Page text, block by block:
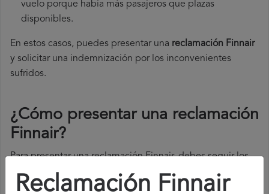
vuelo porque había más pasajeros que plazas
disponibles.
En estos casos, puedes presentar una reclamación Finnair​
y solicitar una indemnización por los inconvenientes
sufridos.
¿Cómo presentar una reclamación
Finnair?
Para presentar una reclamación Finnair, debes seguir los
siguientes pasos:
Reclamación Finnair